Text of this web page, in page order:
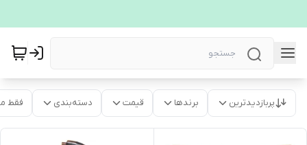
پربازدیدترین برندها قیمت دسته‌بندی فقط